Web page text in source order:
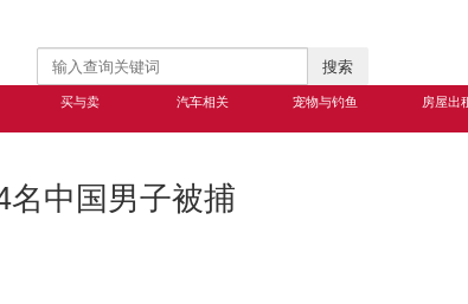
搜索
买与卖 汽车相关 宠物与钓鱼 房屋出
中国男子被捕